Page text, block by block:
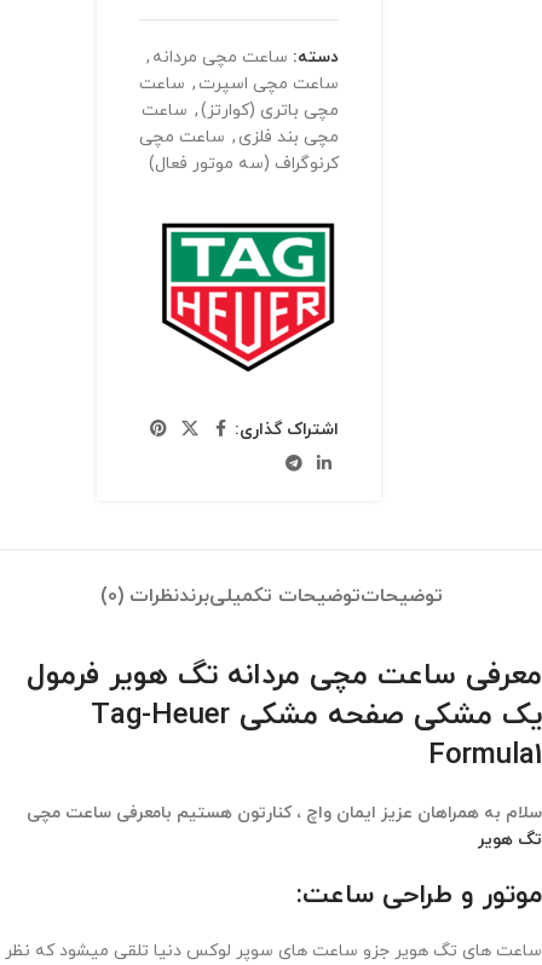
دسته: ساعت مچی مردانه ,
ساعت مچی اسپرت , ساعت
مچی باتری (کوارتز), ساعت
مچی بند فلزی , ساعت مچی
کرنوگراف (سه موتور فعال)
اشتراک گذاری:
توضیحاتتوضیحات تکمیلیبرندنظرات (0)
معرفی ساعت مچی مردانه تگ هویر فرمول
یک مشکی صفحه مشکی Tag-Heuer
Formula1
سلام به همراهان عزیز ایمان واچ ، کنارتون هستیم بامعرفی ساعت مچی
تگ هویر
موتور و طراحی ساعت:
ساعت های تگ هویر جزو ساعت های سوپر لوکس دنیا تلقی میشود که نظر